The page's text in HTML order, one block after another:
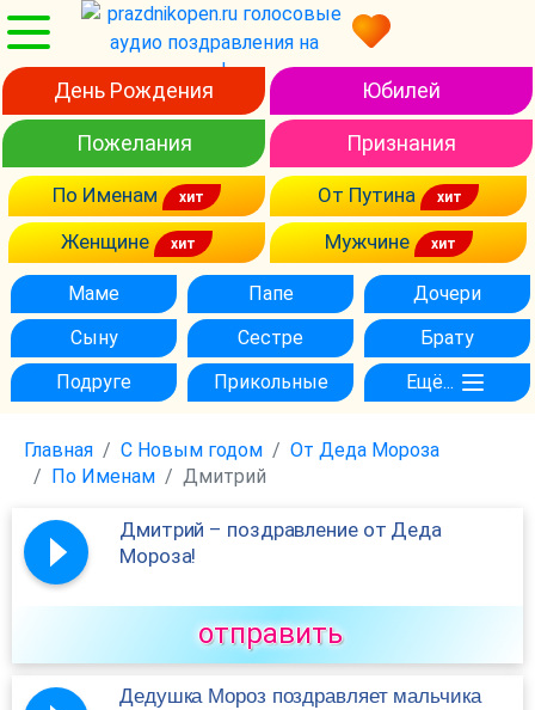
День Рождения Юбилей
Пожелания Признания
По Именам
От Путина
Женщине
Мужчине
Маме Папе
Дочери
Сыну
Сестре
Брату
Подруге
Прикольные Ещё...
Главная С Новым годом
От Деда Мороза
По Именам
Дмитрий
Дмитрий – поздравление от Деда
Мороза!
отправить
Дедушка Мороз поздравляет мальчика